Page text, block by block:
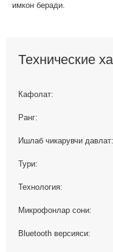
имкон беради.
Технические
Кафолат:
Ранг:
Ишлаб чикарувчи давлат:
Тури:
Технология:
Микрофонлар сони:
Bluetooth версияси: